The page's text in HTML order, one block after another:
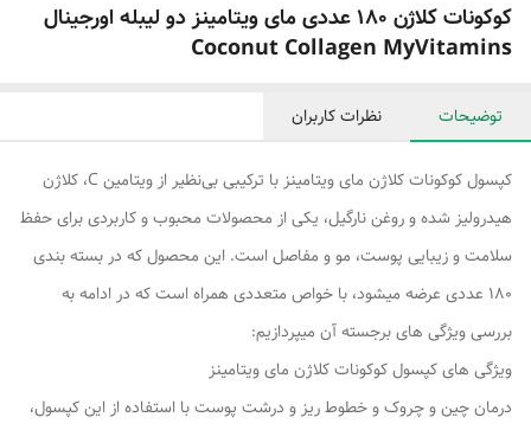
کوکونات کلاژن 180 عددی مای ویتامینز دو لیبله اورجینال
Coconut Collagen MyVitamins
توضیحات نظرات کاربران
کپسول کوکونات کلاژن مای ویتامینز با ترکیبی بی‌نظیر از ویتامین C، کلاژن
هیدرولیز شده و روغن نارگیل، یکی از محصولات محبوب و کاربردی برای حفظ
سلامت و زیبایی پوست، مو و مفاصل است. این محصول که در بسته‌ بندی
180 عددی عرضه میشود، با خواص متعددی همراه است که در ادامه به
بررسی ویژگی‌ های برجسته آن میپردازیم:
ویژگی‌ های کپسول کوکونات کلاژن مای ویتامینز
درمان چین و چروک و خطوط ریز و درشت پوست با استفاده از این کپسول،